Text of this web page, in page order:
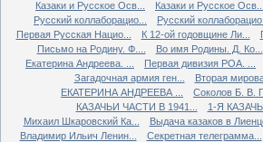
Казаки и Русское Осв...
Казаки и Русское Осв...
Русский коллаборацио...
Русский
Первая Русская Нацио...
К 12-ой годовщине Ли...
Письмо на Родину. Ф....
Во имя Родины. Д. Ко...
Екатерина Андреева. ...
Первая дивизия РОА. ...
Загадочная армия ген...
Вторая
ЕКАТЕРИНА АНДРЕЕВА ...
Соколов Б. В.
КАЗАЧЬИ ЧАСТИ В 1941...
1-Я
Михаил Шкаровский Ка...
Выдача казаков в
Владимир Ильич Ленин...
Секретная телеграмма...